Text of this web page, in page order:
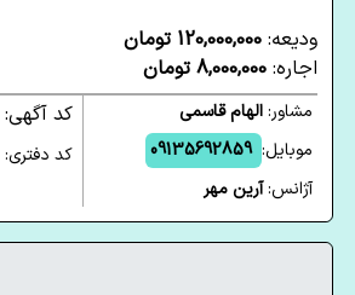
ودیعه: 120,000,000 تومان
اجاره: 8,000,000 تومان
مشاور:الهام قاسمی
موبایل: 09135692859
آژانس:آرین مهر
کد آگهی:
کد دفتری: